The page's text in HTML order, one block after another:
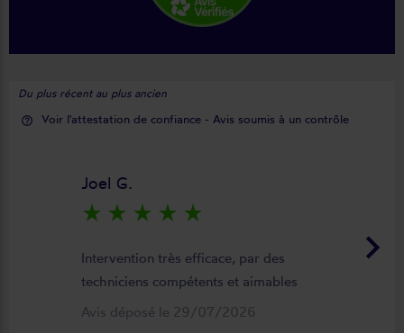
Du plus récent au plus ancien
help_outline Voir l'attestation de confiance - Avis soumis à un contrôle
keyboard_arrow_right
Joel G.
star_rate star_rate star_rate star_rate star_rate
Intervention très efficace, par des
techniciens compétents et aimables
Avis déposé le 29/07/2026